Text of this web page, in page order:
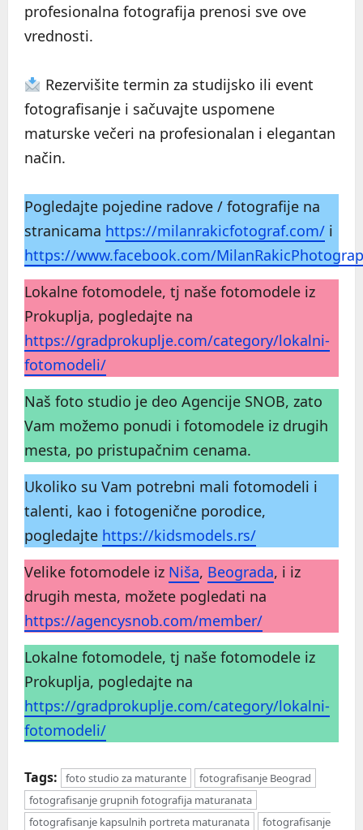
profesionalna fotografija prenosi sve ove
vrednosti.
Rezervišite termin za studijsko ili event
fotografisanje i sačuvajte uspomene
maturske večeri na profesionalan i elegantan
način.
Pogledajte pojedine radove / fotografije na
stranicama https://milanrakicfotograf.com/ i
https://www.facebook.com/
Lokalne fotomodele, tj naše fotomodele iz
Prokuplja, pogledajte na
https://gradprokuplje.com/category/lokalni-
fotomodeli/
Naš foto studio je deo Agencije SNOB, zato
Vam možemo ponudi i fotomodele iz drugih
mesta, po pristupačnim cenama.
Ukoliko su Vam potrebni mali fotomodeli i
talenti, kao i fotogenične porodice,
pogledajte https://kidsmodels.rs/
Velike fotomodele iz Niša, Beograda, i iz
drugih mesta, možete pogledati na
https://agencysnob.com/member/
Lokalne fotomodele, tj naše fotomodele iz
Prokuplja, pogledajte na
https://gradprokuplje.com/category/lokalni-
fotomodeli/
Tags: foto studio za maturante
fotografisanje Beograd
fotografisanje grupnih fotografija maturanata
fotografisanje kapsulnih portreta maturanata
fotografisanje